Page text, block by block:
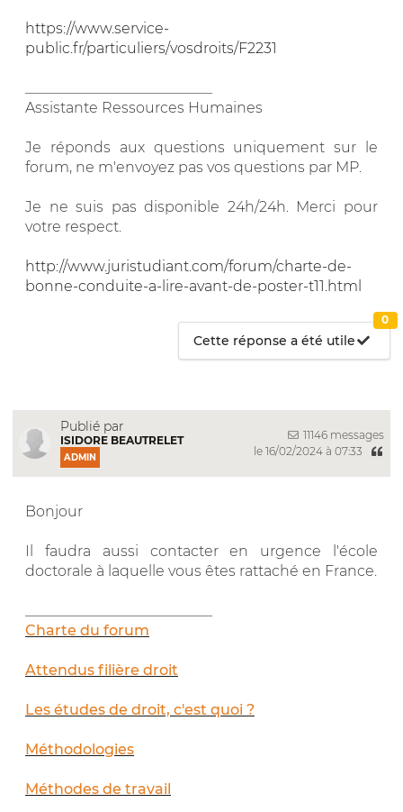
https://www.service-
public.fr/particuliers/vosdroits/F2231
Assistante Ressources Humaines
Je réponds aux questions uniquement sur le
forum, ne m'envoyez pas vos questions par MP.
Je ne suis pas disponible 24h/24h. Merci pour
votre respect.
http://www.juristudiant.com/forum/charte-de-
bonne-conduite-a-lire-avant-de-poster-t11.html
Cette réponse a été utile
0
Publié par
ISIDORE BEAUTRELET
ADMIN
11146 messages
le 16/02/2024 à 07:33
Bonjour
Il faudra aussi contacter en urgence l'école
doctorale à laquelle vous êtes rattaché en France.
Charte du forum
Attendus filière droit
Les études de droit, c'est quoi ?
Méthodologies
Méthodes de travail